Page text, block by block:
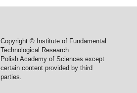
Copyright © Institute of Fundamental
Technological Research
Polish Academy of Sciences except
certain content provided by third
parties.